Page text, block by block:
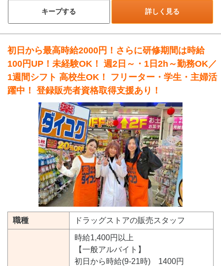
キープする 詳しく見る
初日から最高時給2000円！さらに研修期間は時給
100円UP！未経験OK！ 週2日～・1日2h～勤務OK／
1週間シフト 高校生OK！ フリーター・学生・主婦活
躍中！ 登録販売者資格取得支援あり！
職種 ドラッグストアの販売スタッフ
時給1,400円以上
【一般アルバイト】
初日から時給(9-21時) 1400円